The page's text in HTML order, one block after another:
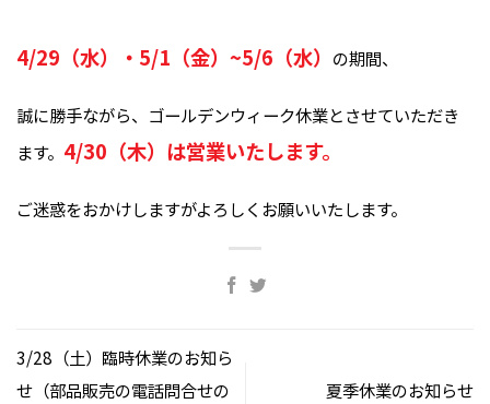
4/29（水）・5/1（金）~5/6（水） の期間、
誠に勝手ながら、ゴールデンウィーク休業とさせていただき
ます。 4/30 （木） は営業いたします。
ご迷惑をおかけしますがよろしくお願いいたします。
3/28（土）臨時休業のお知ら
せ（部品販売の電話問合せの
夏季休業のお知らせ